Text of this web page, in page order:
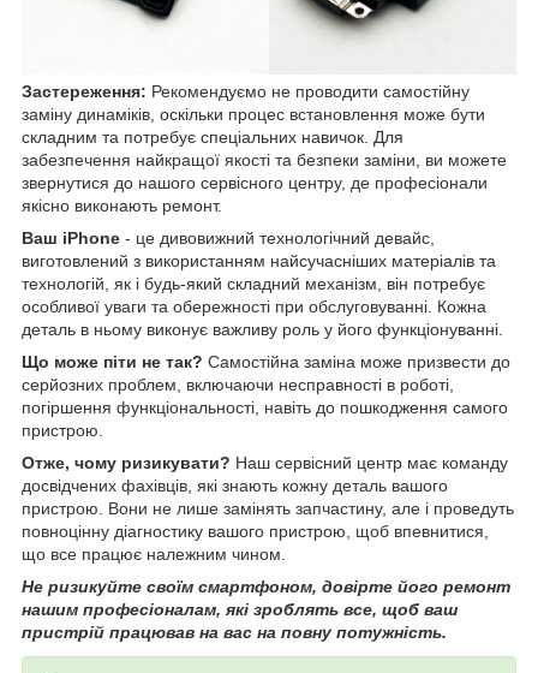
Застереження: Рекомендуємо не проводити самостійну
заміну динаміків, оскільки процес встановлення може бути
складним та потребує спеціальних навичок. Для
забезпечення найкращої якості та безпеки заміни, ви можете
звернутися до нашого сервісного центру, де професіонали
якісно виконають ремонт.
Ваш iPhone - це дивовижний технологічний девайс,
виготовлений з використанням найсучасніших матеріалів та
технологій, як і будь-який складний механізм, він потребує
особливої уваги та обережності при обслуговуванні. Кожна
деталь в ньому виконує важливу роль у його функціонуванні.
Що може піти не так? Самостійна заміна може призвести до
серйозних проблем, включаючи несправності в роботі,
погіршення функціональності, навіть до пошкодження самого
пристрою.
Отже, чому ризикувати? Наш сервісний центр має команду
досвідчених фахівців, які знають кожну деталь вашого
пристрою. Вони не лише замінять запчастину, але і проведуть
повноцінну діагностику вашого пристрою, щоб впевнитися,
що все працює належним чином.
Не ризикуйте своїм смартфоном, довірте його ремонт
нашим професіоналам, які зроблять все, щоб ваш
пристрій працював на вас на повну потужність.